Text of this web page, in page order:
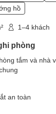
hồ
1–4 khách
phòng
tắm và nhà
an toàn